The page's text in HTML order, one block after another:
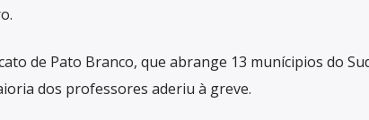
de Pato Branco, que abrange 13 munícipios do
dos professores aderiu à greve.